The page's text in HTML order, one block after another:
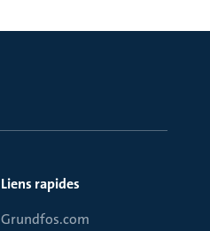
Liens rapides
Grundfos.com